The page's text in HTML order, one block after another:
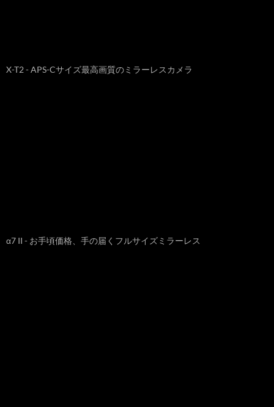
X-T2 - APS-Cサイズ最高画質のミラーレスカメラ
α7 II - お手頃価格、手の届くフルサイズミラーレス